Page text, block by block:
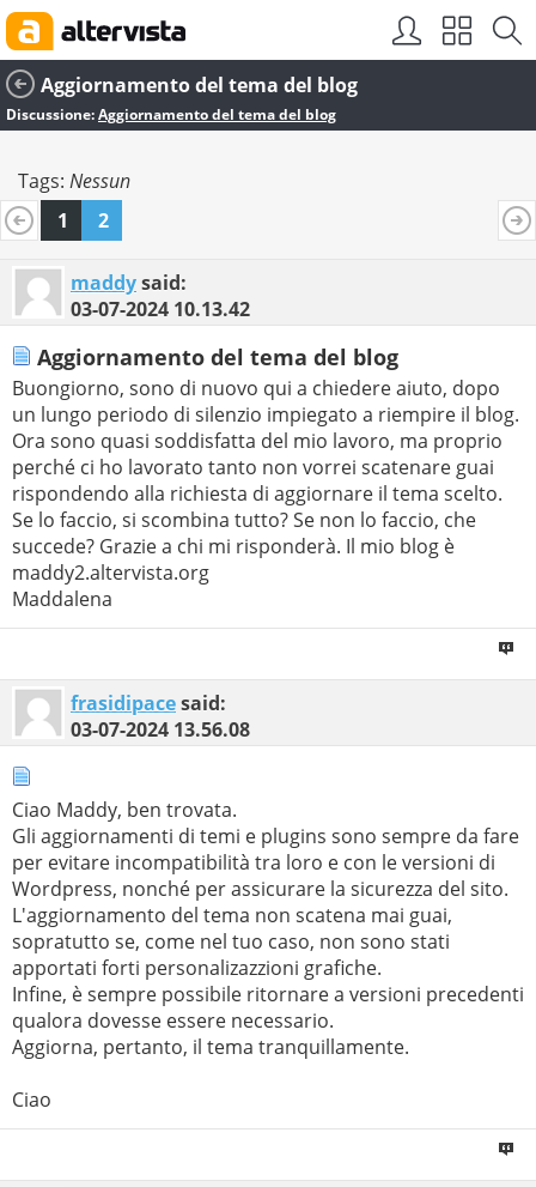
Aggiornamento del tema del blog
Discussione:Aggiornamento del tema del blog
Tags: Nessun
1
2
maddysaid:
03-07-2024 10.13.42
Aggiornamento del tema del blog
Buongiorno, sono di nuovo qui a chiedere aiuto, dopo
un lungo periodo di silenzio impiegato a riempire il blog.
Ora sono quasi soddisfatta del mio lavoro, ma proprio
perché ci ho lavorato tanto non vorrei scatenare guai
rispondendo alla richiesta di aggiornare il tema scelto.
Se lo faccio, si scombina tutto? Se non lo faccio, che
succede? Grazie a chi mi risponderà. Il mio blog è
maddy2.altervista.org
Maddalena
frasidipacesaid:
03-07-2024 13.56.08
Ciao Maddy, ben trovata.
Gli aggiornamenti di temi e plugins sono sempre da fare
per evitare incompatibilità tra loro e con le versioni di
Wordpress, nonché per assicurare la sicurezza del sito.
L'aggiornamento del tema non scatena mai guai,
sopratutto se, come nel tuo caso, non sono stati
apportati forti personalizazzioni grafiche.
Infine, è sempre possibile ritornare a versioni precedenti
qualora dovesse essere necessario.
Aggiorna, pertanto, il tema tranquillamente.
Ciao